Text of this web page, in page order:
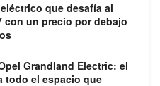
que desafía al
con un precio por debajo
Grandland Electric: el
todo el espacio que